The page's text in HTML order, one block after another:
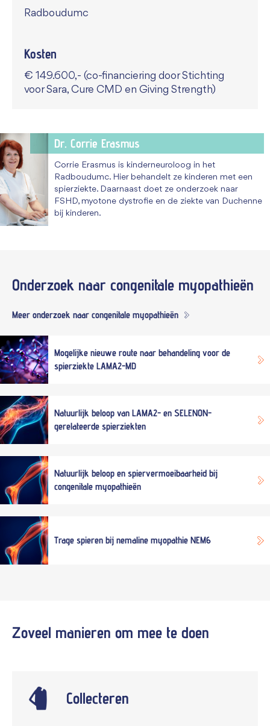
Radboudumc
Kosten
€ 149.600,- (co-financiering door Stichting
voor Sara, Cure CMD en Giving Strength)
Dr. Corrie Erasmus
Corrie Erasmus is kinderneuroloog in het
Radboudumc. Hier behandelt ze kinderen met een
spierziekte. Daarnaast doet ze onderzoek naar
FSHD, myotone dystrofie en de ziekte van Duchenne
bij kinderen.
Onderzoek naar congenitale myopathieën
Meer onderzoek naar congenitale myopathieën
Mogelijke nieuwe route naar behandeling voor de
spierziekte LAMA2-MD
Natuurlijk beloop van LAMA2- en SELENON-
gerelateerde spierziekten
Natuurlijk beloop en spiervermoeibaarheid bij
congenitale myopathieën
Trage spieren bij nemaline myopathie NEM6
Zoveel manieren om mee te doen
Collecteren